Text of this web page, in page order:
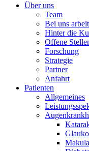
Über uns
Team
Bei uns
Hinter die
Offene
Forschung
Strategie
Partner
Anfahrt
Patienten
Allgemeines